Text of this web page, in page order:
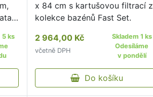
5 ks
x 84 cm s kartušovou filtrací z
kolekce bazénů Fast Set.
2 964,00 Kč
včetně DPH
Skladem 1 ks
Odesíláme
v pondělí
Do košíku